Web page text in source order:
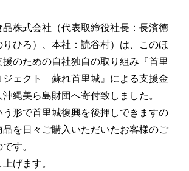
株式会社（代表取締役社長：長濱徳
ひろ）、本社：読谷村）は、このほ
のための自社独自の取り組み『首里
ジェクト 蘇れ首里城』による支援金
縄美ら島財団へ寄付致しました。
形で首里城復興を後押しできますの
品を日々ご購入いただいたお客様のご
す。
げます。